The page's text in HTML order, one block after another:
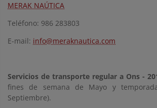
MERAK NAÚTICA
Teléfono: 986 283803
E-mail: info@meraknautica.com
Servicios de transporte regular a Ons -
fines de semana de Mayo y
Septiembre).